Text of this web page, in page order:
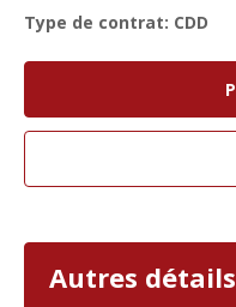
Type de contrat: CDD
Autres détails